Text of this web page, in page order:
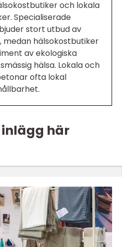
och lokala
Specialiserade
stort utbud av
medan hälsokostbutiker
av ekologiska
hälsa. Lokala och
ofta lokal
inlägg här